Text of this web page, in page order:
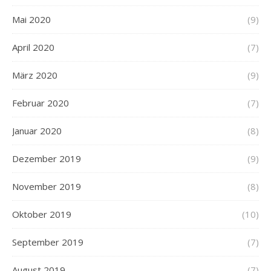
Mai 2020 (9)
April 2020 (7)
März 2020 (9)
Februar 2020 (7)
Januar 2020 (8)
Dezember 2019 (9)
November 2019 (8)
Oktober 2019 (10)
September 2019 (7)